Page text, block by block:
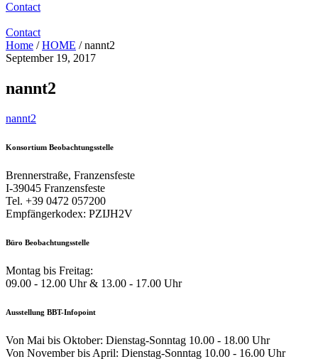
Contact
Contact
Home /HOME /nannt2
September 19, 2017
nannt2
nannt2
Konsortium Beobachtungsstelle
Brennerstraße, Franzensfeste
I-39045 Franzensfeste
Tel. +39 0472 057200
Empfängerkodex: PZIJH2V
Büro Beobachtungsstelle
Montag bis Freitag:
09.00 - 12.00 Uhr & 13.00 - 17.00 Uhr
Ausstellung BBT-Infopoint
Von Mai bis Oktober: Dienstag-Sonntag 10.00 - 18.00 Uhr
Von November bis April: Dienstag-Sonntag 10.00 - 16.00 Uhr